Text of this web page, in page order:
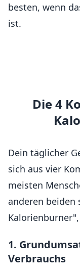
besten, wenn
ist.
Die 4
Dein täglicher
sich aus vier
meisten
anderen beiden
1.
Verbrauchs